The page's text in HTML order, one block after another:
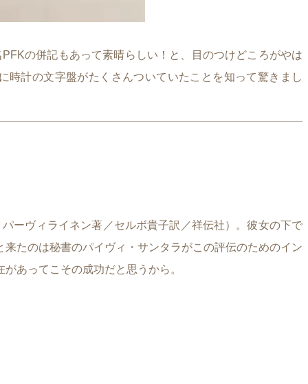
の併記もあって素晴らしい！と、目のつけどころがやは
時計の文字盤がたくさんついていたことを知って驚きまし
ーヴィライネン著／セルボ貴子訳／祥伝社）。彼女の下で
たのは秘書のパイヴィ・サンタラがこの評伝のためのイン
あってこその成功だと思うから。